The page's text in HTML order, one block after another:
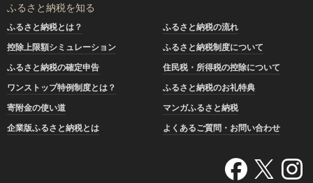
ふるさと納税を知る
ふるさと納税とは？
ふるさと納税の流れ
控除上限額シミュレーション
ふるさと納税制度について
ふるさと納税の確定申告
住民税・所得税の控除について
ワンストップ特例制度とは？
ふるさと納税のお礼特典
寄附金の使い道
マンガふるさと納税
企業版ふるさと納税とは
よくあるご質問・お問い合わせ